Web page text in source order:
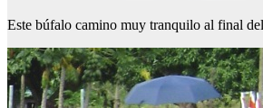
Este búfalo camino muy tranquilo al final